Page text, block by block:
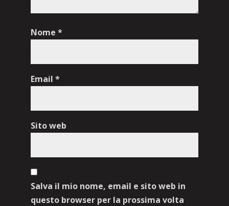
Nome *
Email *
Sito web
Salva il mio nome, email e sito web in
questo browser per la prossima volta